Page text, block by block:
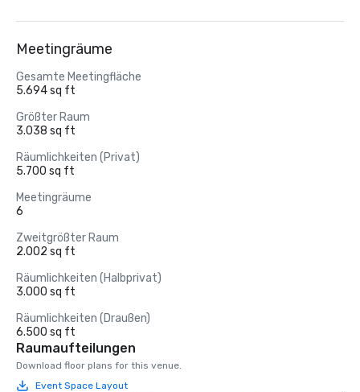
Meetingräume
Gesamte Meetingfläche
5.694 sq ft
Größter Raum
3.038 sq ft
Räumlichkeiten (Privat)
5.700 sq ft
Meetingräume
6
Zweitgrößter Raum
2.002 sq ft
Räumlichkeiten (Halbprivat)
3.000 sq ft
Räumlichkeiten (Draußen)
6.500 sq ft
Raumaufteilungen
Download floor plans for this venue.
Event Space Layout